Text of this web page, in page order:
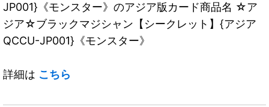
JP001}《モンスター》のアジア版カード商品名 ☆ア
ジア☆ブラックマジシャン【シークレット】{アジア
QCCU-JP001}《モンスター》
詳細は こちら